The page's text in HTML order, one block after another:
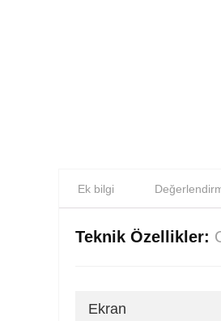
Ek bilgi
Teknik Özellikler:
Ekran